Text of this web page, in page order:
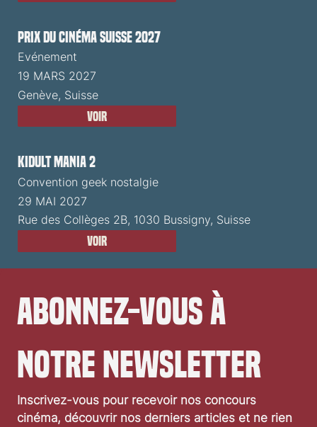
Prix du Cinéma Suisse 2027
Evénement
19 MARS 2027
Genève, Suisse
Voir
Kidult Mania 2
Convention geek nostalgie
29 MAI 2027
Rue des Collèges 2B, 1030 Bussigny, Suisse
Voir
Abonnez-vous à
notre newsletter
Inscrivez-vous pour recevoir nos concours
cinéma, découvrir nos derniers articles et ne rien